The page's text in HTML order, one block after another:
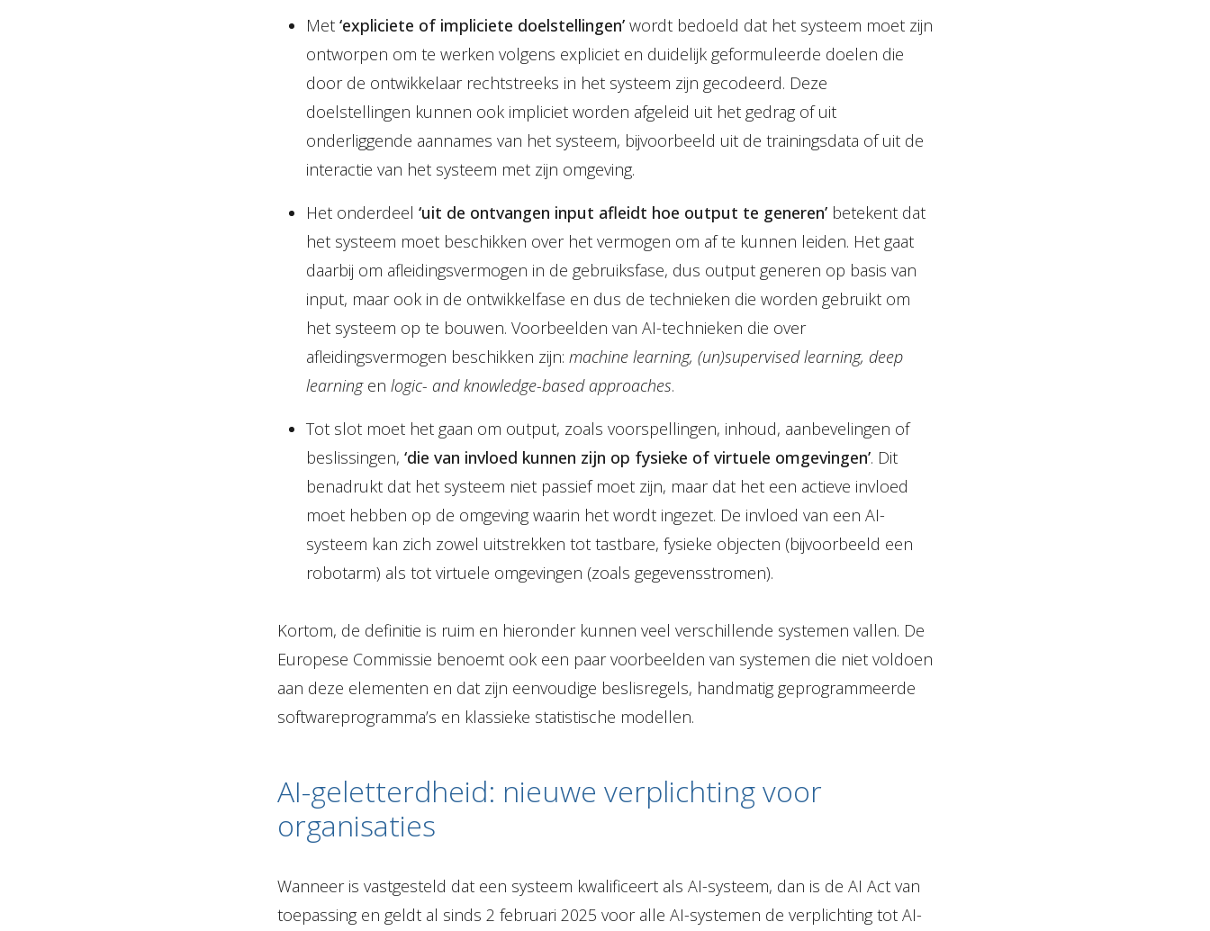
Met ‘expliciete of impliciete doelstellingen’ wordt bedoeld dat het systeem moet zijn
ontworpen om te werken volgens expliciet en duidelijk geformuleerde doelen die
door de ontwikkelaar rechtstreeks in het systeem zijn gecodeerd. Deze
doelstellingen kunnen ook impliciet worden afgeleid uit het gedrag of uit
onderliggende aannames van het systeem, bijvoorbeeld uit de trainingsdata of uit de
interactie van het systeem met zijn omgeving.
Het onderdeel ‘uit de ontvangen input afleidt hoe output te generen’ betekent dat
het systeem moet beschikken over het vermogen om af te kunnen leiden. Het gaat
daarbij om afleidingsvermogen in de gebruiksfase, dus output generen op basis van
input, maar ook in de ontwikkelfase en dus de technieken die worden gebruikt om
het systeem op te bouwen. Voorbeelden van AI-technieken die over
afleidingsvermogen beschikken zijn: machine learning, (un)supervised learning, deep
learning en logic- and knowledge-based approaches.
Tot slot moet het gaan om output, zoals voorspellingen, inhoud, aanbevelingen of
beslissingen, ‘die van invloed kunnen zijn op fysieke of virtuele omgevingen’. Dit
benadrukt dat het systeem niet passief moet zijn, maar dat het een actieve invloed
moet hebben op de omgeving waarin het wordt ingezet. De invloed van een AI-
systeem kan zich zowel uitstrekken tot tastbare, fysieke objecten (bijvoorbeeld een
robotarm) als tot virtuele omgevingen (zoals gegevensstromen).
Kortom, de definitie is ruim en hieronder kunnen veel verschillende systemen vallen. De
Europese Commissie benoemt ook een paar voorbeelden van systemen die niet voldoen
aan deze elementen en dat zijn eenvoudige beslisregels, handmatig geprogrammeerde
softwareprogramma’s en klassieke statistische modellen.
AI-geletterdheid: nieuwe verplichting voor
organisaties
Wanneer is vastgesteld dat een systeem kwalificeert als AI-systeem, dan is de AI Act van
toepassing en geldt al sinds 2 februari 2025 voor alle AI-systemen de verplichting tot AI-